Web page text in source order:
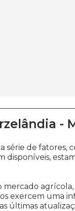
-
série de fatores,
disponíveis,
exercem uma
últimas